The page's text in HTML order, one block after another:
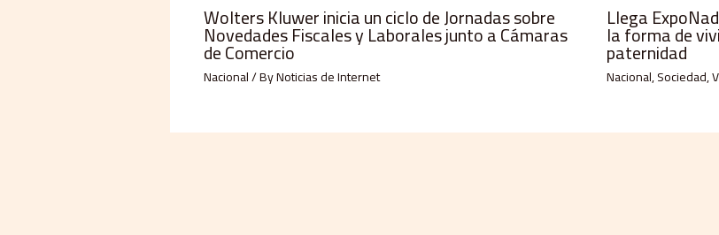
Wolters Kluwer inicia un ciclo de Jornadas sobre
Novedades Fiscales y Laborales junto a Cámaras
de Comercio
Nacional/ ByNoticias de Internet
Llega
la forma de
paternidad
Nacional,Sociedad,